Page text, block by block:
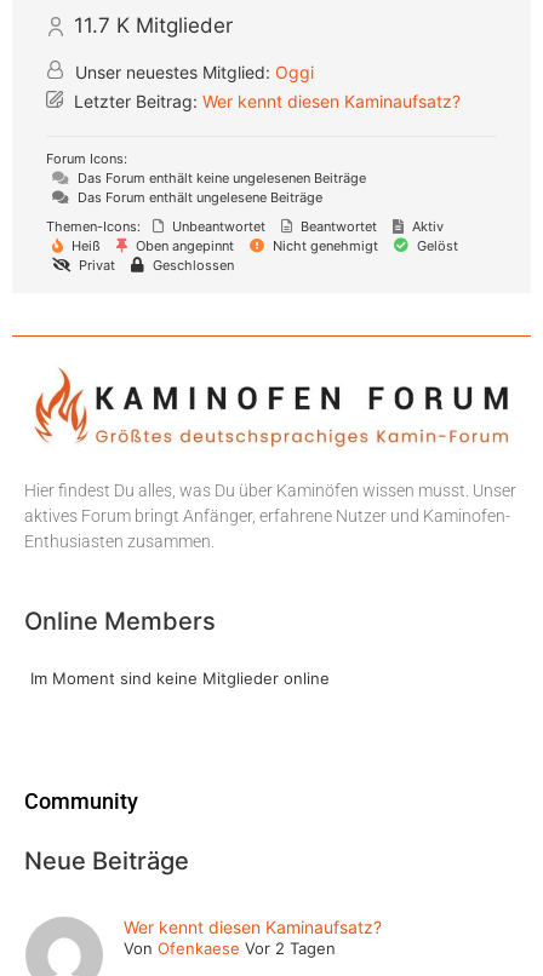
11.7 K Mitglieder
Unser neuestes Mitglied: Oggi
Letzter Beitrag: Wer kennt diesen Kaminaufsatz?
Forum Icons:
Das Forum enthält keine ungelesenen Beiträge
Das Forum enthält ungelesene Beiträge
Themen-Icons:
Unbeantwortet Beantwortet
Aktiv
Heiß
Oben angepinnt Nicht genehmigt
Gelöst
Privat
Geschlossen
Hier findest Du alles, was Du über Kaminöfen wissen musst. Unser
aktives Forum bringt Anfänger, erfahrene Nutzer und Kaminofen-
Enthusiasten zusammen.
Online Members
Im Moment sind keine Mitglieder online
Community
Neue Beiträge
Wer kennt diesen Kaminaufsatz?
VonOfenkaese Vor 2 Tagen